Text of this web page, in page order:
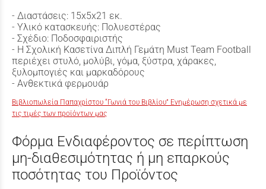
- Διαστάσεις: 15x5x21 εκ.
- Υλικό κατασκευής: Πολυεστέρας
- Σχέδιο: Ποδοσφαιριστής
- H Σχολική Κασετίνα Διπλή Γεμάτη Must Team Football
περιέχει στυλό, μολύβι, γόμα, ξύστρα, χάρακες,
ξυλομπογιές και μαρκαδόρους
- Ανθεκτικά φερμουάρ
Βιβλιοπωλεία Παπαχρίστου “Γωνιά του Βιβλίου” Ενημέρωση σχετικά με
τις τιμές των προϊόντων μας
Φόρμα Ενδιαφέροντος σε περίπτωση
μη-διαθεσιμότητας ή μη επαρκούς
ποσότητας του Προϊόντος